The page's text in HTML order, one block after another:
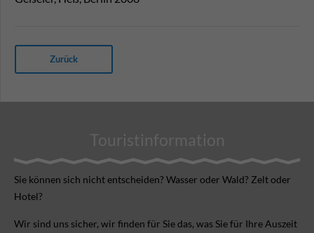
Zurück
Touristinformation
Sie können sich nicht ent­scheiden? Wasser oder Wald? Zelt oder
Hotel?
Wir sind uns sicher, wir finden für Sie das, was Sie für Ihre Aus­zeit